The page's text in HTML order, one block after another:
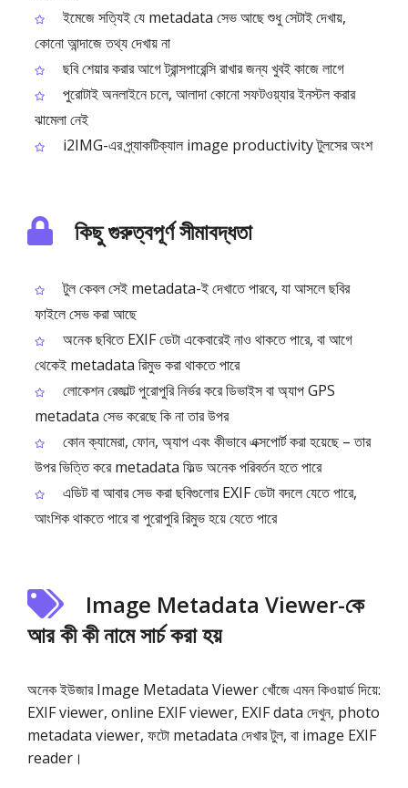
ইমেজে সত্যিই যে metadata সেভ আছে শুধু সেটাই দেখায়,
কোনো আন্দাজে তথ্য দেখায় না
ছবি শেয়ার করার আগে ট্রান্সপারেন্সি রাখার জন্য খুবই কাজে লাগে
পুরোটাই অনলাইনে চলে, আলাদা কোনো সফটওয়্যার ইনস্টল করার
ঝামেলা নেই
i2IMG-এর প্র্যাকটিক্যাল image productivity টুলসের অংশ
কিছু গুরুত্বপূর্ণ সীমাবদ্ধতা
টুল কেবল সেই metadata-ই দেখাতে পারবে, যা আসলে ছবির
ফাইলে সেভ করা আছে
অনেক ছবিতে EXIF ডেটা একেবারেই নাও থাকতে পারে, বা আগে
থেকেই metadata রিমুভ করা থাকতে পারে
লোকেশন রেজাল্ট পুরোপুরি নির্ভর করে ডিভাইস বা অ্যাপ GPS
metadata সেভ করেছে কি না তার উপর
কোন ক্যামেরা, ফোন, অ্যাপ এবং কীভাবে এক্সপোর্ট করা হয়েছে – তার
উপর ভিত্তি করে metadata ফিল্ড অনেক পরিবর্তন হতে পারে
এডিট বা আবার সেভ করা ছবিগুলোর EXIF ডেটা বদলে যেতে পারে,
আংশিক থাকতে পারে বা পুরোপুরি রিমুভ হয়ে যেতে পারে
Image Metadata Viewer-কে
আর কী কী নামে সার্চ করা হয়
অনেক ইউজার Image Metadata Viewer খোঁজে এমন কিওয়ার্ড দিয়ে:
EXIF viewer, online EXIF viewer, EXIF data দেখুন, photo
metadata viewer, ফটো metadata দেখার টুল, বা image EXIF
reader।